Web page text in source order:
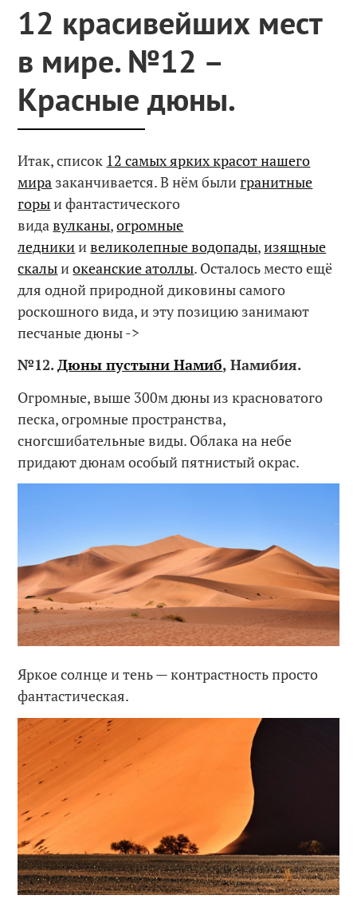
12 красивейших мест
в мире. №12 –
Красные дюны.
Итак, список 12 самых ярких красот нашего
мира заканчивается. В нём былигранитные
горыи фантастического
видавулканы,огромные
ледникиивеликолепные водопады,изящные
скалыиокеанские атоллы. Осталось место ещё
для одной природной диковины самого
роскошного вида, и эту позицию занимают
песчаные дюны ->
№12.Дюны пустыни Намиб, Намибия.
Огромные, выше 300м дюны из красноватого
песка, огромные пространства,
сногсшибательные виды. Облака на небе
придают дюнам особый пятнистый окрас.
Яркое солнце и тень — контрастность просто
фантастическая.